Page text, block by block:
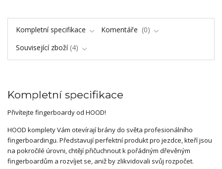
Kompletní specifikace Komentáře
0
Související zboží 4
Kompletní specifikace
Přivítejte fingerboardy od HOOD!
HOOD komplety Vám otevírají brány do světa profesionálního
fingerboardingu. Představují perfektní produkt pro jezdce, kteří jsou
na pokročilé úrovni, chtějí přičuchnout k pořádným dřevěným
fingerboardům a rozvíjet se, aniž by zlikvidovali svůj rozpočet.